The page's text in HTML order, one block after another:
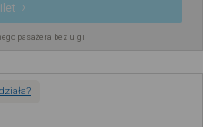
pasażera bez ulgi